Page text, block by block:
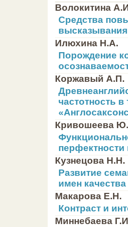
Волокитина
Средства
Илюхина Н.А.
Порождение
Коржавый А.П.
частотность
Кривошеева
перфектности
Кузнецова Н.Н.
Развитие
имен
Макарова Е.Н.
Контраст и
Миннебаева